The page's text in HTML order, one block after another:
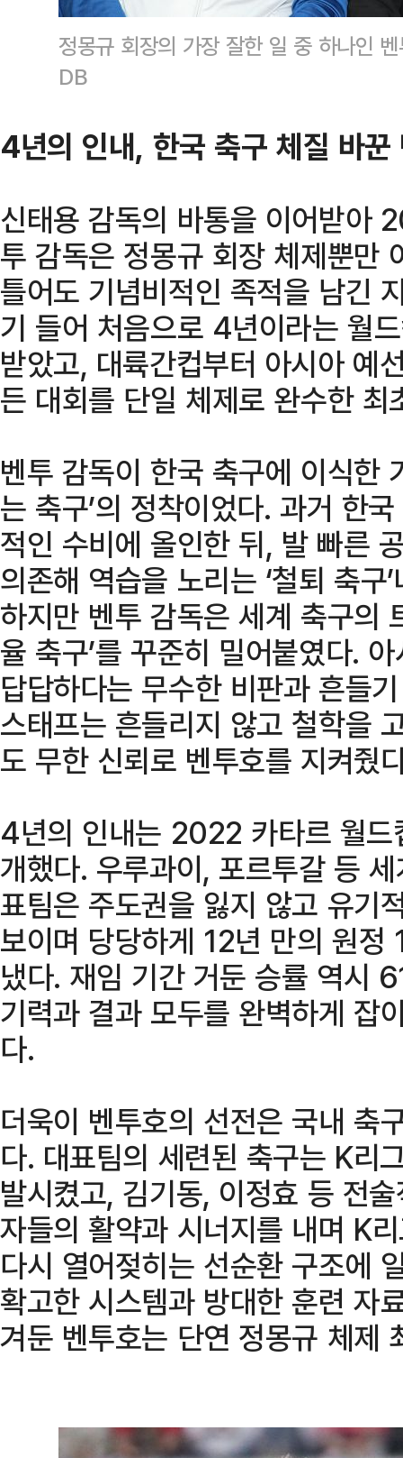
정몽규 회장의 가장 잘한 일 중 하나인
DB
4년의 인내, 한국 축구 체질 바꾼
신태용 감독의 바통을 이어받아
투 감독은 정몽규 회장 체제뿐만
틀어도 기념비적인 족적을 남긴
기 들어 처음으로 4년이라는 월
받았고, 대륙간컵부터 아시아 예
든 대회를 단일 체제로 완수한 최
벤투 감독이 한국 축구에 이식한
는 축구’의 정착이었다. 과거 한
적인 수비에 올인한 뒤, 발 빠른
의존해 역습을 노리는 ‘철퇴 축구
하지만 벤투 감독은 세계 축구의
율 축구’를 꾸준히 밀어붙였다.
답답하다는 무수한 비판과 흔들
스태프는 흔들리지 않고 철학을
도 무한 신뢰로 벤투호를 지켜줬
4년의 인내는 2022 카타르 월드
개했다. 우루과이, 포르투갈 등
표팀은 주도권을 잃지 않고 유기
보이며 당당하게 12년 만의 원
냈다. 재임 기간 거둔 승률 역
기력과 결과 모두를 완벽하게 잡
다.
더욱이 벤투호의 선전은 국내 축
다. 대표팀의 세련된 축구는 K리
발시켰고, 김기동, 이정효 등 전
자들의 활약과 시너지를 내며 K
다시 열어젖히는 선순환 구조에
확고한 시스템과 방대한 훈련 자
겨둔 벤투호는 단연 정몽규 체제